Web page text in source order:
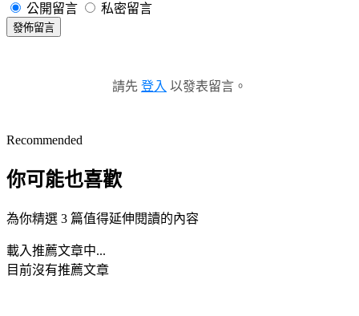
公開留言 私密留言
發佈留言
請先 登入 以發表留言。
Recommended
你可能也喜歡
為你精選 3 篇值得延伸閱讀的內容
載入推薦文章中...
目前沒有推薦文章